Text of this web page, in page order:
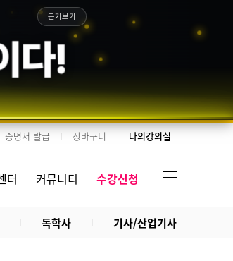
다!
근거보기
증명서 발급 장바구니 나의강의실
터 커뮤니티 수강신청
독학사 기사/산업기사